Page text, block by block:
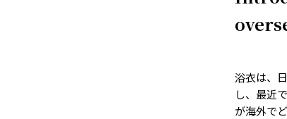
浴衣は、
し、最近
が海外で